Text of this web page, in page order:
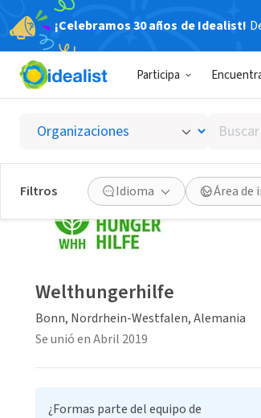
¡Celebramos 30 años de Idealist!
Participa
Buscar
por
palabra
clave
o
interés
Filtros Idioma Área de
Welthungerhilfe
Bonn, Nordrhein-Westfalen, Alemania
Se unió en Abril 2019
¿Formas parte del equipo de